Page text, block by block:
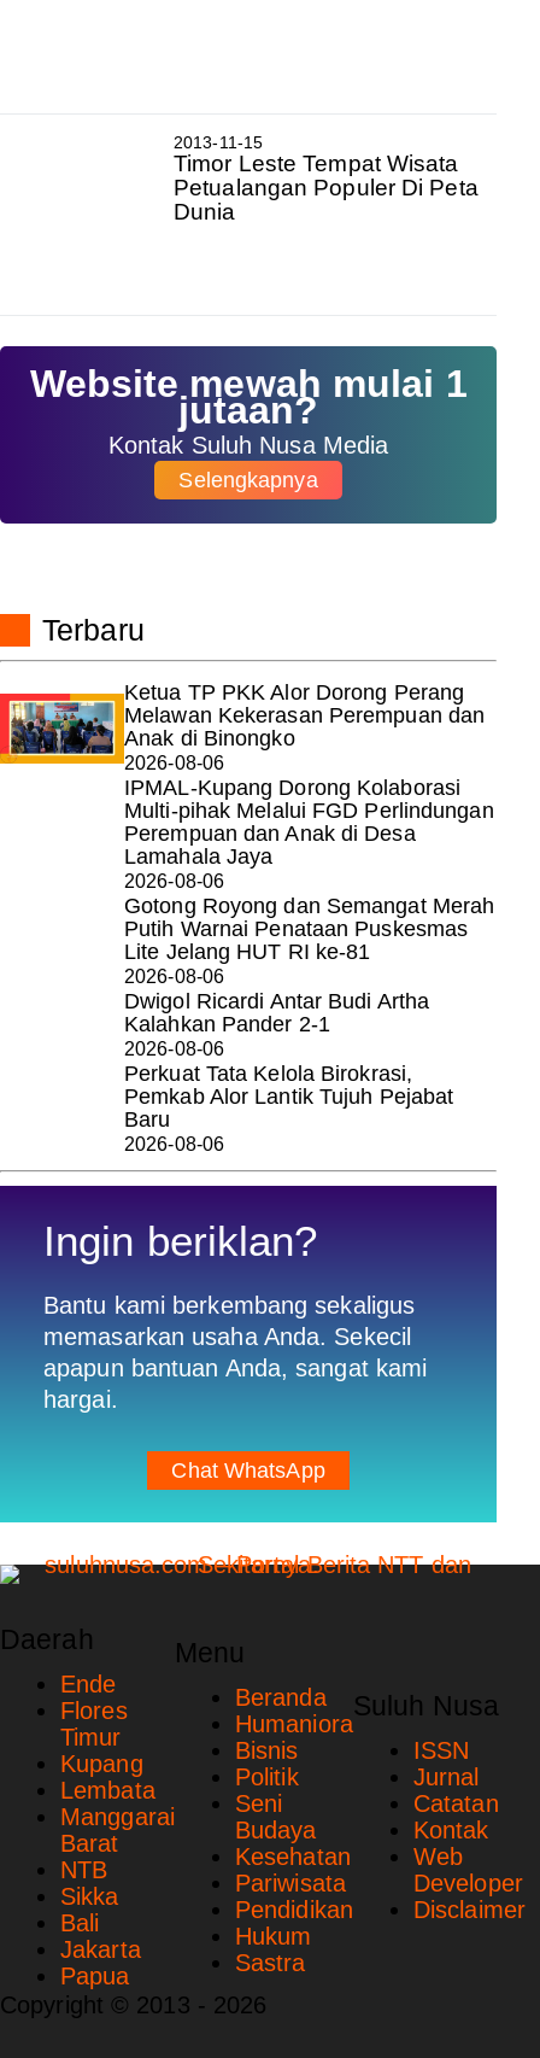
2013-11-15
Timor Leste Tempat Wisata
Petualangan Populer Di Peta
Dunia
Website mewah mulai 1
jutaan?
Kontak Suluh Nusa Media
Selengkapnya
Terbaru
Ketua TP PKK Alor Dorong Perang
Melawan Kekerasan Perempuan dan
Anak di Binongko
2026-08-06
IPMAL-Kupang Dorong Kolaborasi
Multi-pihak Melalui FGD Perlindungan
Perempuan dan Anak di Desa
Lamahala Jaya
2026-08-06
Gotong Royong dan Semangat Merah
Putih Warnai Penataan Puskesmas
Lite Jelang HUT RI ke-81
2026-08-06
Dwigol Ricardi Antar Budi Artha
Kalahkan Pander 2-1
2026-08-06
Perkuat Tata Kelola Birokrasi,
Pemkab Alor Lantik Tujuh Pejabat
Baru
2026-08-06
Ingin beriklan?
Bantu kami berkembang sekaligus
memasarkan usaha Anda. Sekecil
apapun bantuan Anda, sangat kami
hargai.
Chat WhatsApp
Daerah
Ende
Flores
Timur
Kupang
Lembata
Manggarai
Barat
NTB
Sikka
Bali
Jakarta
Papua
Menu
Beranda
Humaniora
Bisnis
Politik
Seni
Budaya
Kesehatan
Pariwisata
Pendidikan
Hukum
Sastra
Suluh Nusa
ISSN
Jurnal
Catatan
Kontak
Web
Developer
Disclaimer
Copyright © 2013 - 2026